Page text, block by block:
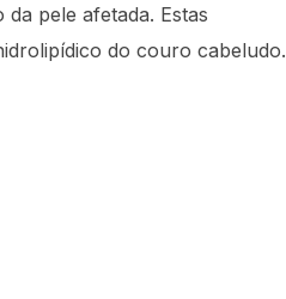
pele afetada. Estas
do couro cabeludo.